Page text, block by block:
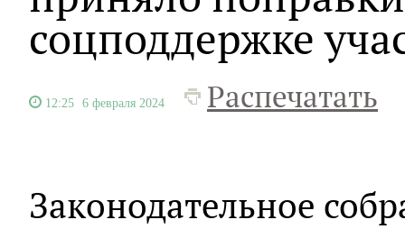
соцподдержке
12:25 6 февраля 2024 Распечатать
Законодательное